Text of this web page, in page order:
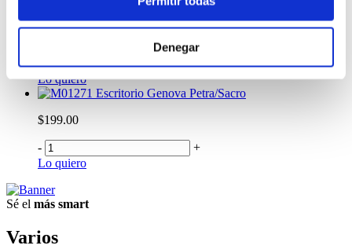
Denegar
Escritorio Zerti Trufa
-
+
Lo quiero
Escritorio Genova Petra/Sacro
$199.00
-
+
Lo quiero
Sé el más smart
Varios